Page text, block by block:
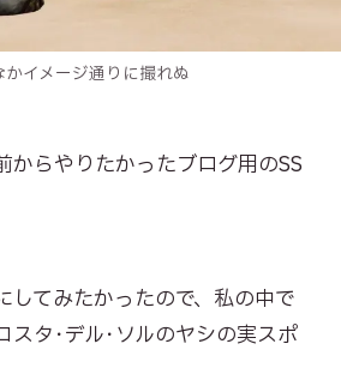
かイメージ通りに撮れぬ
からやりたかったブログ用のSS
してみたかったので、私の中で
スタ･デル･ソルのヤシの実スポ